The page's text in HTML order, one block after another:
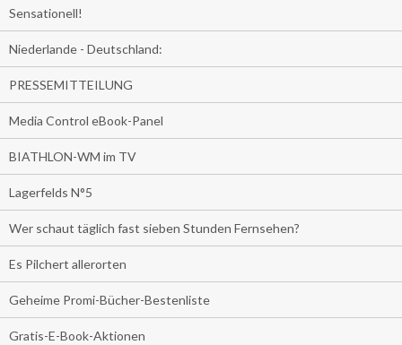
Sensationell!
Niederlande - Deutschland:
PRESSEMITTEILUNG
Media Control eBook-Panel
BIATHLON-WM im TV
Lagerfelds N°5
Wer schaut täglich fast sieben Stunden Fernsehen?
Es Pilchert allerorten
Geheime Promi-Bücher-Bestenliste
Gratis-E-Book-Aktionen